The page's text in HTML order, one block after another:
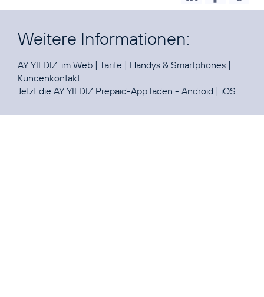
Weitere Informationen:
AY YILDIZ: im Web | Tarife | Handys & Smartphones |
Kundenkontakt
Jetzt die AY YILDIZ Prepaid-App laden - Android | iOS